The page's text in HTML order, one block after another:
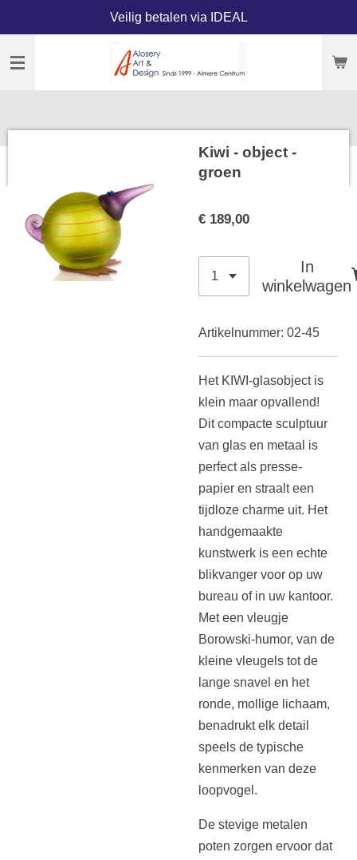
naar
Veilig betalen via IDEAL
Kiwi - object -
groen
€ 189,00
In
winkelwagen
Artikelnummer: 02-45
Het KIWI-glasobject is
klein maar opvallend!
Dit compacte sculptuur
van glas en metaal is
perfect als presse-
papier en straalt een
tijdloze charme uit. Het
handgemaakte
kunstwerk is een echte
blikvanger voor op uw
bureau of in uw kantoor.
Met een vleugje
Borowski-humor, van de
kleine vleugels tot de
lange snavel en het
ronde, mollige lichaam,
benadrukt elk detail
speels de typische
kenmerken van deze
loopvogel.
De stevige metalen
poten zorgen ervoor dat